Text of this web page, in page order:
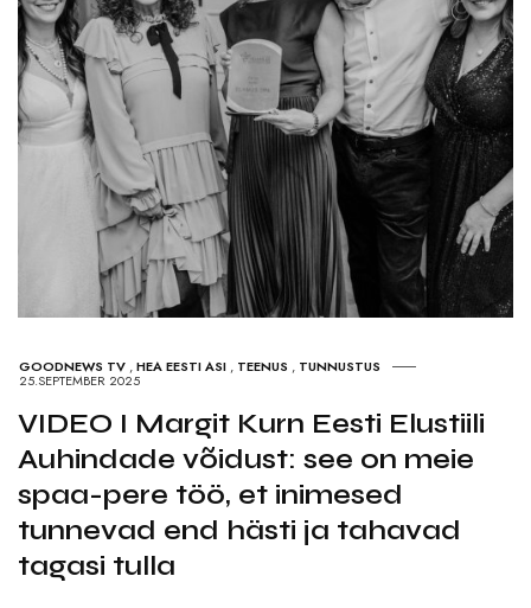
GOODNEWS TV ,HEA EESTI ASI , TEENUS , TUNNUSTUS
25.SEPTEMBER 2025
VIDEO I Margit Kurn Eesti Elustiili
Auhindade võidust: see on meie
spaa-pere töö, et inimesed
tunnevad end hästi ja tahavad
tagasi tulla